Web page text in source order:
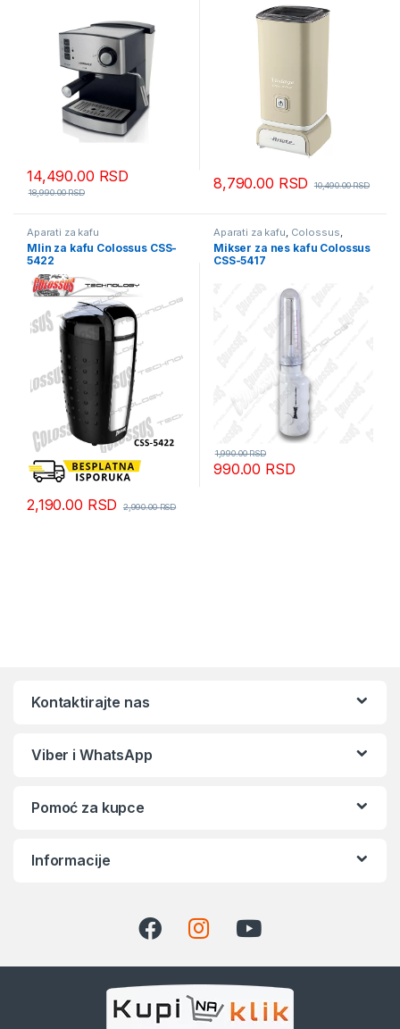
14,490.00 RSD
18,990.00RSD
8,790.00 RSD 10,490.00RSD
Aparati za kafu
Mlin za kafu Colossus CSS-
5422
2,190.00 RSD 2,990.00RSD
Aparati za kafu Colossus
Mutilice za nes kafu
Mikser za nes kafu Colossus
CSS-5417
990.00 RSD
1,990.00RSD
Kontaktirajte nas
Viber i WhatsApp
Pomoć za kupce
Informacije